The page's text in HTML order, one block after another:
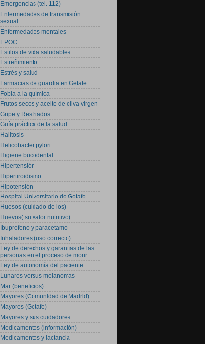
Emergencias (tel. 112)
Enfermedades de transmisión
sexual
Enfermedades mentales
EPOC
Estilos de vida saludables
Estreñimiento
Estrés y salud
Farmacias de guardia en Getafe
Fobia a la química
Frutos secos y aceite de oliva virgen
Gripe y Resfriados
Guía práctica de la salud
Halitosis
Helicobacter pylori
Higiene bucodental
Hipertensión
Hipertiroidismo
Hipotensión
Hospital Universitario de Getafe
Huesos (cuidado de los)
Huevos( su valor nutritivo)
Ibuprofeno y paracetamol
Inhaladores (uso correcto)
Ley de derechos y garantías de las
personas en el proceso de morir
Ley de autonomía del paciente
Lunares versus melanomas
Mar (beneficios)
Mayores (Comunidad de Madrid)
Mayores (Getafe)
Mayores y sus cuidadores
Medicamentos (información)
Medicamentos y lactancia